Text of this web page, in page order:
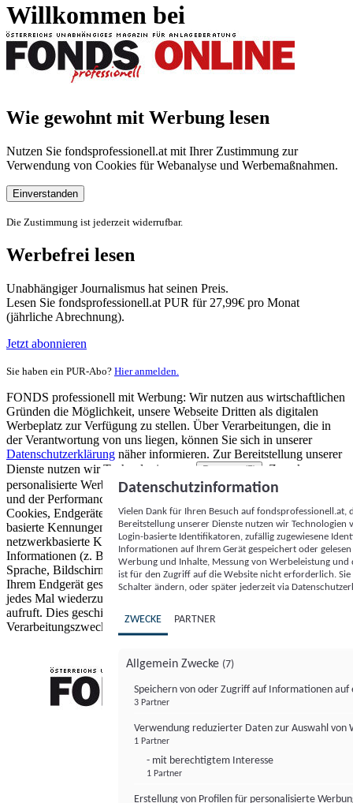
Willkommen bei
Wie gewohnt mit Werbung lesen
Nutzen Sie fondsprofessionell.at mit Ihrer Zustimmung zur
Verwendung von Cookies für Webanalyse und Werbemaßnahmen.
Einverstanden
Die Zustimmung ist jederzeit widerrufbar.
Werbefrei lesen
Unabhängiger Journalismus hat seinen Preis.
Lesen Sie fondsprofessionell.at PUR für 27,99€ pro Monat
(jährliche Abrechnung).
Jetzt abonnieren
Sie haben ein PUR-Abo? Hier anmelden.
FONDS professionell mit Werbung: Wir nutzen aus wirtschaftlichen
Gründen die Möglichkeit, unsere Webseite Dritten als digitalen
Werbeplatz zur Verfügung zu stellen. Über Verarbeitungen, die in
der Verantwortung von uns liegen, können Sie sich in unserer
Datenschutzerklärung näher informieren. Zur Bereitstellung unserer
Dienste nutzen wir Technologien von
Partnern (5)
. Zwecke:
personalisierte Werbung und Inhalte, Messung von Werbeleistung
und der Performance von Inhalten sowie Zielgruppenforschung.
Cookies, Endgeräte- oder ähnliche Online-Kennungen (z. B. login-
basierte Kennungen, zufällig generierte Kennungen,
netzwerkbasierte Kennungen) können zusammen mit anderen
Informationen (z. B. Browsertyp und Browserinformationen,
Sprache, Bildschirmgröße, unterstützte Technologien usw.) auf
Ihrem Endgerät gespeichert oder von dort ausgelesen werden, um es
jedes Mal wiederzuerkennen, wenn es eine App oder einer Webseite
aufruft. Dies geschieht für einen oder mehrere der hier aufgeführten
Verarbeitungszwecke.
Datenschutzinformation
Vielen Dank für Ihren Besuch auf
Bereitstellung unserer Dienste nutzen wir Technologien
Login-basierte Identifikatoren, zufällig zugewiesene
Informationen auf Ihrem Gerät gespeichert oder
Werbung und Inhalte, Messung von Werbeleistung
ist für den Zugriff auf die Website nicht erforderlich.
Schalter ändern, oder später jederzeit via
ZWECKE PARTNER
Allgemein Zwecke (7)
Speichern von oder Zugriff auf Informationen auf
3 Partner
Verwendung reduzierter Daten zur Auswahl von
1 Partner
- mit berechtigtem Interesse
1 Partner
Erstellung von Profilen für personalisierte
FONDS professionell